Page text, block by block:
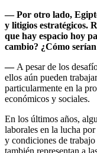
—Por otro lado,
y litigios estratégicos.
que hay espacio hoy
cambio? ¿Cómo serían
— A pesar de los
ellos aún pueden
particularmente en la
económicos y sociales.
En los últimos años,
laborales en la lucha
y condiciones de
también representan a